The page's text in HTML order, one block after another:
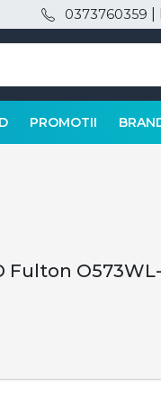
0373760359
PROMOTII